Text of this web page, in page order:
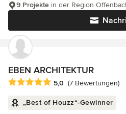
9 Projekte in der Region
EBEN ARCHITEKTUR
Durchschnittliche Bewertung: 5
5,0 (7 Bewertungen)
„Best of Houzz“-Gewinner